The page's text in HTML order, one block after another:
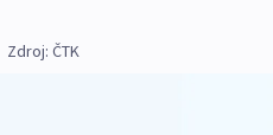
Zdroj: ČTK